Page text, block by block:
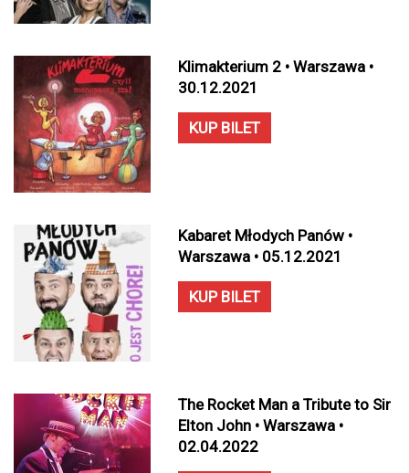
Klimakterium 2 • Warszawa •
30.12.2021
KUP BILET
Kabaret Młodych Panów •
Warszawa • 05.12.2021
KUP BILET
The Rocket Man a Tribute to Sir
Elton John • Warszawa •
02.04.2022